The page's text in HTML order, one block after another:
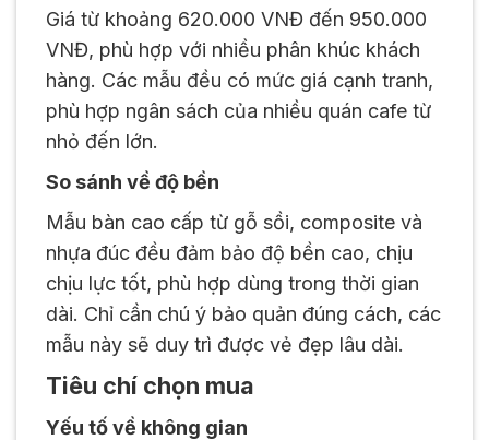
Giá từ khoảng 620.000 VNĐ đến 950.000
VNĐ, phù hợp với nhiều phân khúc khách
hàng. Các mẫu đều có mức giá cạnh tranh,
phù hợp ngân sách của nhiều quán cafe từ
nhỏ đến lớn.
So sánh về độ bền
Mẫu bàn cao cấp từ gỗ sồi, composite và
nhựa đúc đều đảm bảo độ bền cao, chịu
chịu lực tốt, phù hợp dùng trong thời gian
dài. Chỉ cần chú ý bảo quản đúng cách, các
mẫu này sẽ duy trì được vẻ đẹp lâu dài.
Tiêu chí chọn mua
Yếu tố về không gian